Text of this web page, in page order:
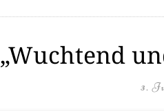
„Wuchtend
3.